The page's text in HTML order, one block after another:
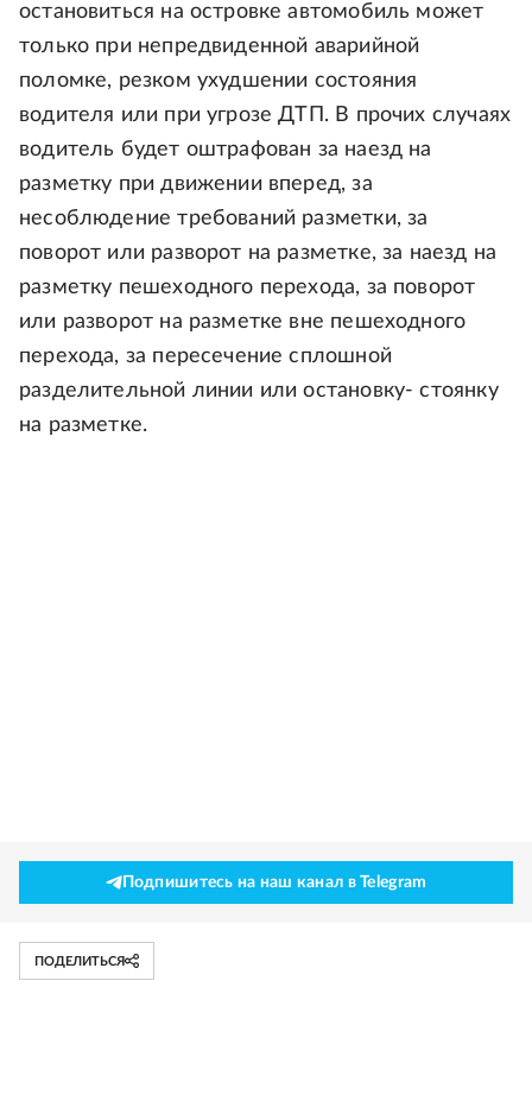
остановиться на островке автомобиль может
только при непредвиденной аварийной
поломке, резком ухудшении состояния
водителя или при угрозе ДТП. В прочих случаях
водитель будет оштрафован за наезд на
разметку при движении вперед, за
несоблюдение требований разметки, за
поворот или разворот на разметке, за наезд на
разметку пешеходного перехода, за поворот
или разворот на разметке вне пешеходного
перехода, за пересечение сплошной
разделительной линии или остановку- стоянку
на разметке.
Подпишитесь на наш канал в Telegram
ПОДЕЛИТЬСЯ